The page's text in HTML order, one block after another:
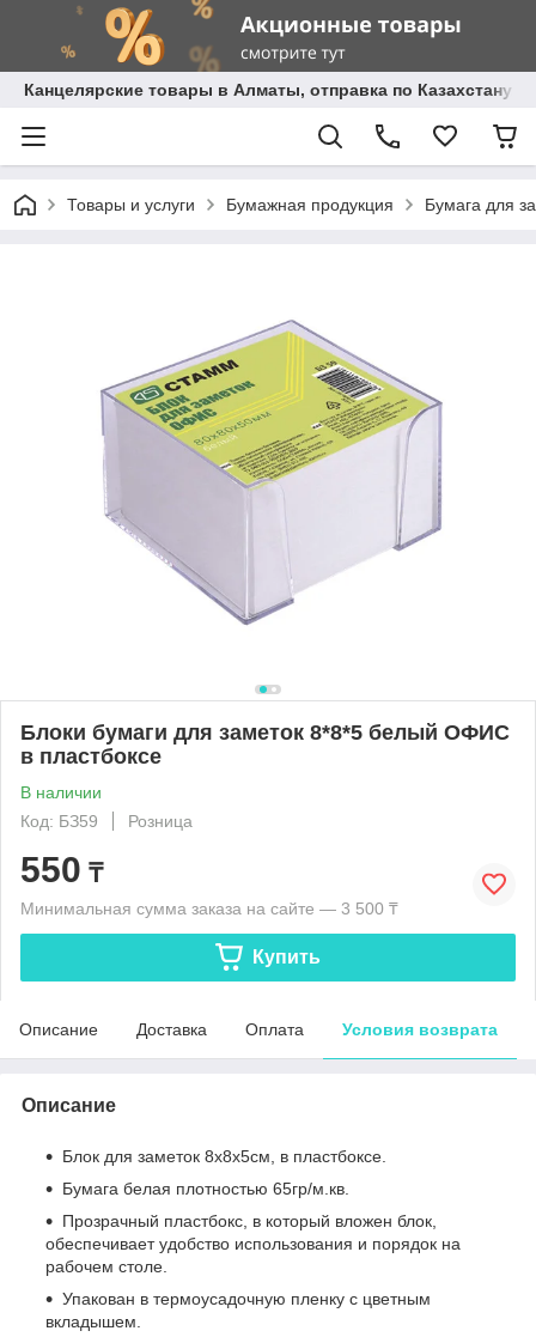
Канцелярские товары в Алматы, отправка по Казахстану.
Товары и услуги Бумажная продукция Бумага для
Блоки бумаги для заметок 8*8*5 белый ОФИС
в пластбоксе
В наличии
Код: БЗ59
Розница
550 ₸
Минимальная сумма заказа на сайте — 3 500 ₸
Купить
Описание Доставка Оплата Условия возврата
Описание
Блок для заметок 8х8х5см, в пластбоксе.
Бумага белая плотностью 65гр/м.кв.
Прозрачный пластбокс, в который вложен блок,
обеспечивает удобство использования и порядок на
рабочем столе.
Упакован в термоусадочную пленку с цветным
вкладышем.